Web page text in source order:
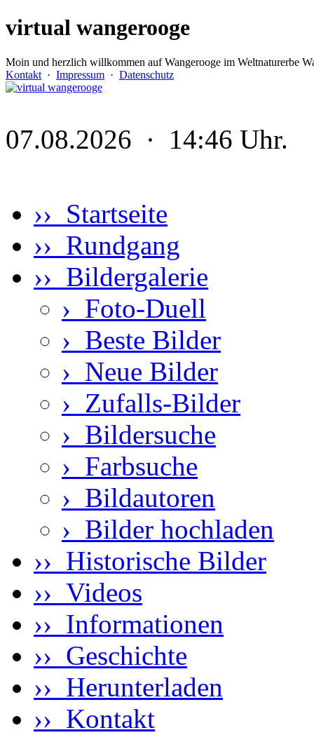
virtual wangerooge
Moin und herzlich willkommen auf Wangerooge im Weltnaturerbe
Kontakt · Impressum · Datenschutz
07.08.2026 · 14:46 Uhr.
›› Startseite
›› Rundgang
›› Bildergalerie
› Foto-Duell
› Beste Bilder
› Neue Bilder
› Zufalls-Bilder
› Bildersuche
› Farbsuche
› Bildautoren
› Bilder hochladen
›› Historische Bilder
›› Videos
›› Informationen
›› Geschichte
›› Herunterladen
›› Kontakt